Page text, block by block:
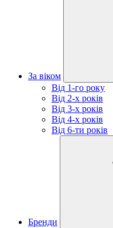
За віком
Від 1-го року
Від 2-х років
Від 3-х років
Від 4-х років
Від 6-ти років
Бренди